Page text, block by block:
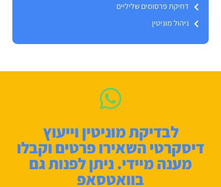
דחיקת פרסומים שליליים
ניהול מוניטין
לבדיקת מוניטין וייעוץ
דיסקרטי השאירו פרטים וקבלו
מענה מיידי. ניתן לפנות גם
בוואטסאפ